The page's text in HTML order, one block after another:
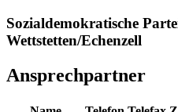
Sozialdemokratische
Wettstetten/Echenzell
Ansprechpartner